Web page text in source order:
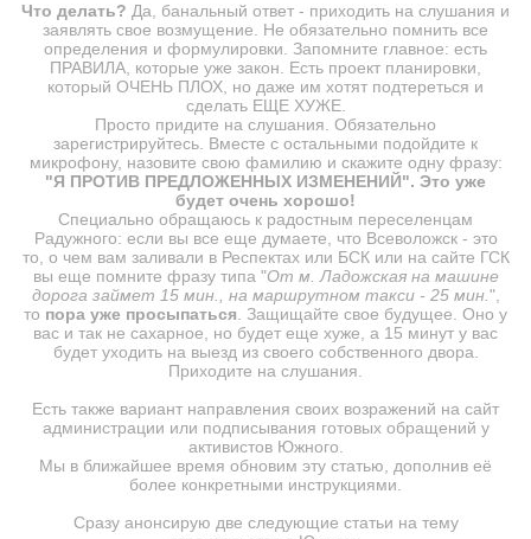
Что делать? Да, банальный ответ - приходить на слушания и
заявлять свое возмущение. Не обязательно помнить все
определения и формулировки. Запомните главное: есть
ПРАВИЛА, которые уже закон. Есть проект планировки,
который ОЧЕНЬ ПЛОХ, но даже им хотят подтереться и
сделать ЕЩЕ ХУЖЕ.
Просто придите на слушания. Обязательно
зарегистрируйтесь. Вместе с остальными подойдите к
микрофону, назовите свою фамилию и скажите одну фразу:
"Я ПРОТИВ ПРЕДЛОЖЕННЫХ ИЗМЕНЕНИЙ". Это уже
будет очень хорошо!
Специально обращаюсь к радостным переселенцам
Радужного: если вы все еще думаете, что Всеволожск - это
то, о чем вам заливали в Респектах или БСК или на сайте ГСК
вы еще помните фразу типа "От м. Ладожская на машине
дорога займет 15 мин., на маршрутном такси - 25 мин. ",
то пора уже просыпаться . Защищайте свое будущее. Оно у
вас и так не сахарное, но будет еще хуже, а 15 минут у вас
будет уходить на выезд из своего собственного двора.
Приходите на слушания.
Есть также вариант направления своих возражений на сайт
администрации или подписывания готовых обращений у
активистов Южного.
Мы в ближайшее время обновим эту статью, дополнив её
более конкретными инструкциями.
Сразу анонсирую две следующие статьи на тему